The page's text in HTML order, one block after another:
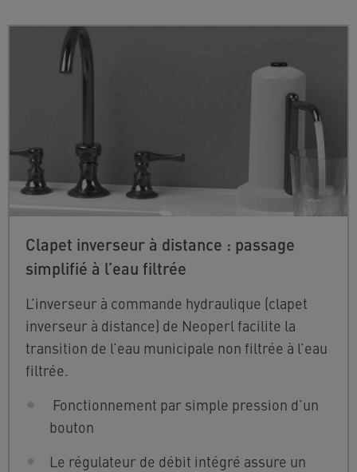
Clapet inverseur à distance : passage
simplifié à l’eau filtrée
L’inverseur à commande hydraulique (clapet
inverseur à distance) de Neoperl facilite la
transition de l’eau municipale non filtrée à l’eau
filtrée.
Fonctionnement par simple pression d’un
bouton
Le régulateur de débit intégré assure un